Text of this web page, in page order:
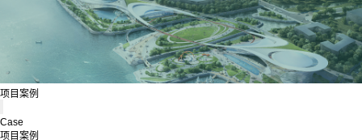
项目案例
Case
项目案例